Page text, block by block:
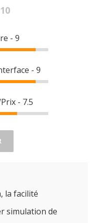
10
- 9
- 9
- 7.5
la facilité
simulation de